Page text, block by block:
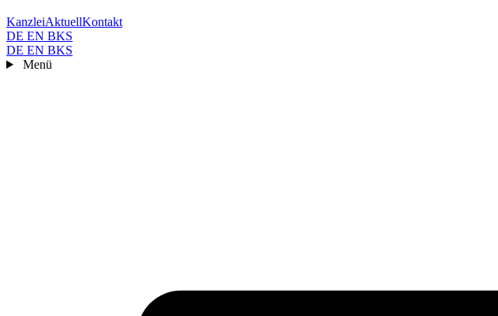
KanzleiAktuellKontakt
DE EN BKS
DE EN BKS
Menü